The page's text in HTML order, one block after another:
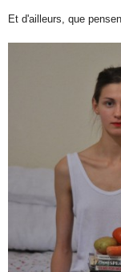
Et d'ailleurs, que